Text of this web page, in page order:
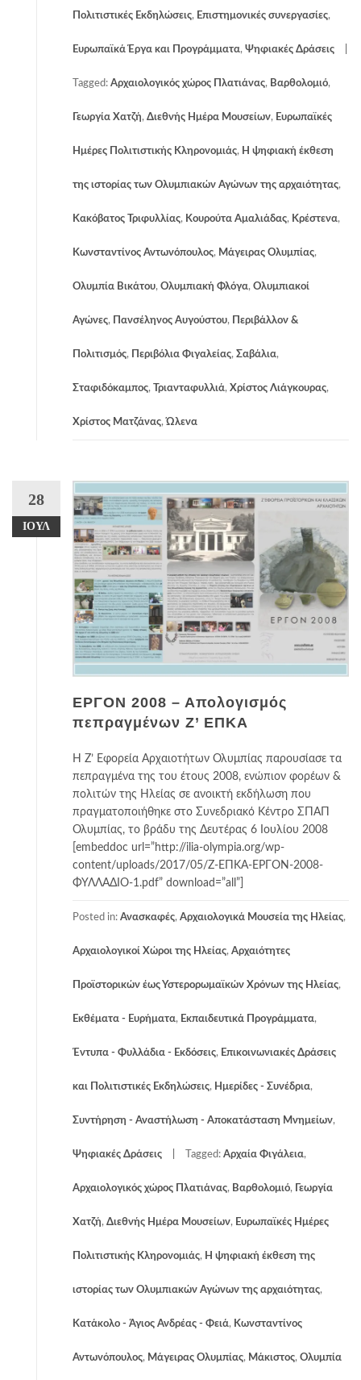
Πολιτιστικές Εκδηλώσεις, Επιστημονικές συνεργασίες,
Ευρωπαϊκά Έργα και Προγράμματα, Ψηφιακές Δράσεις
Tagged: Αρχαιολογικός χώρος Πλατιάνας, Βαρθολομιό,
Γεωργία Χατζή, Διεθνής Ημέρα Μουσείων, Ευρωπαϊκές
Ημέρες Πολιτιστικής Κληρονομιάς, Η ψηφιακή έκθεση
της ιστορίας των Ολυμπιακών Αγώνων της αρχαιότητας,
Κακόβατος Τριφυλλίας, Κουρούτα Αμαλιάδας, Κρέστενα,
Κωνσταντίνος Αντωνόπουλος, Μάγειρας Ολυμπίας,
Ολυμπία Βικάτου, Ολυμπιακή Φλόγα, Ολυμπιακοί
Αγώνες, Πανσέληνος Αυγούστου, Περιβάλλον &
Πολιτισμός, Περιβόλια Φιγαλείας, Σαβάλια,
Σταφιδόκαμπος, Τριανταφυλλιά, Χρίστος Λιάγκουρας,
Χρίστος Ματζάνας, Ώλενα
28
ΙΟΎΛ
ΕΡΓΟΝ 2008 – Απολογισμός
πεπραγμένων Ζ’ ΕΠΚΑ
Η Ζ’ Εφορεία Αρχαιοτήτων Ολυμπίας παρουσίασε τα
πεπραγμένα της του έτους 2008, ενώπιον φορέων &
πολιτών της Ηλείας σε ανοικτή εκδήλωση που
πραγματοποιήθηκε στο Συνεδριακό Κέντρο ΣΠΑΠ
Ολυμπίας, το βράδυ της Δευτέρας 6 Ιουλίου 2008
[embeddoc url=”http://ilia-olympia.org/wp-
content/uploads/2017/05/Ζ-ΕΠΚΑ-ΕΡΓΟΝ-2008-
ΦΥΛΛΑΔΙΟ-1.pdf” download=”all”]
Posted in: Ανασκαφές, Αρχαιολογικά Μουσεία της Ηλείας,
Αρχαιολογικοί Χώροι της Ηλείας, Αρχαιότητες
Προϊστορικών έως Υστερορωμαϊκών Χρόνων της Ηλείας,
Εκθέματα - Ευρήματα, Εκπαιδευτικά Προγράμματα,
Έντυπα - Φυλλάδια - Εκδόσεις, Επικοινωνιακές Δράσεις
και Πολιτιστικές Εκδηλώσεις, Ημερίδες - Συνέδρια,
Συντήρηση - Αναστήλωση - Αποκατάσταση Μνημείων,
Ψηφιακές Δράσεις Tagged: Αρχαία Φιγάλεια,
Αρχαιολογικός χώρος Πλατιάνας, Βαρθολομιό, Γεωργία
Χατζή, Διεθνής Ημέρα Μουσείων, Ευρωπαϊκές Ημέρες
Πολιτιστικής Κληρονομιάς, Η ψηφιακή έκθεση της
ιστορίας των Ολυμπιακών Αγώνων της αρχαιότητας,
Κατάκολο - Άγιος Ανδρέας - Φειά, Κωνσταντίνος
Αντωνόπουλος, Μάγειρας Ολυμπίας, Μάκιστος, Ολυμπία